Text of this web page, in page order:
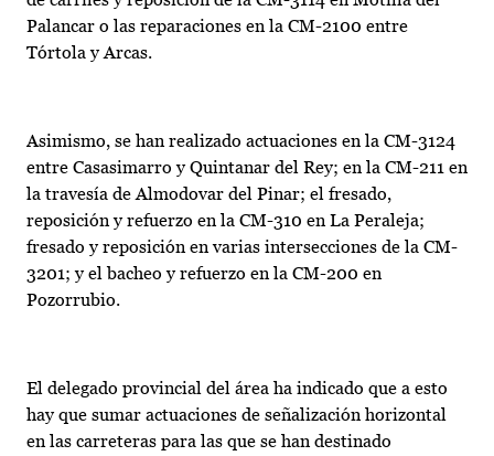
Palancar o las reparaciones en la CM-2100 entre
Tórtola y Arcas.
Asimismo, se han realizado actuaciones en la CM-3124
entre Casasimarro y Quintanar del Rey; en la CM-211 en
la travesía de Almodovar del Pinar; el fresado,
reposición y refuerzo en la CM-310 en La Peraleja;
fresado y reposición en varias intersecciones de la CM-
3201; y el bacheo y refuerzo en la CM-200 en
Pozorrubio.
El delegado provincial del área ha indicado que a esto
hay que sumar actuaciones de señalización horizontal
en las carreteras para las que se han destinado